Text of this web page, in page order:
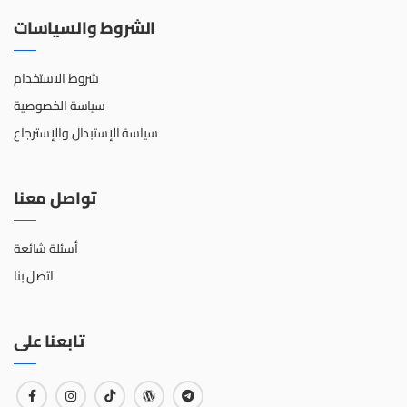
الشروط والسياسات
شروط الاستخدام
سياسة الخصوصية
سياسة الإستبدال والإسترجاع
تواصل معنا
أسئلة شائعة
اتصل بنا
تابعنا على